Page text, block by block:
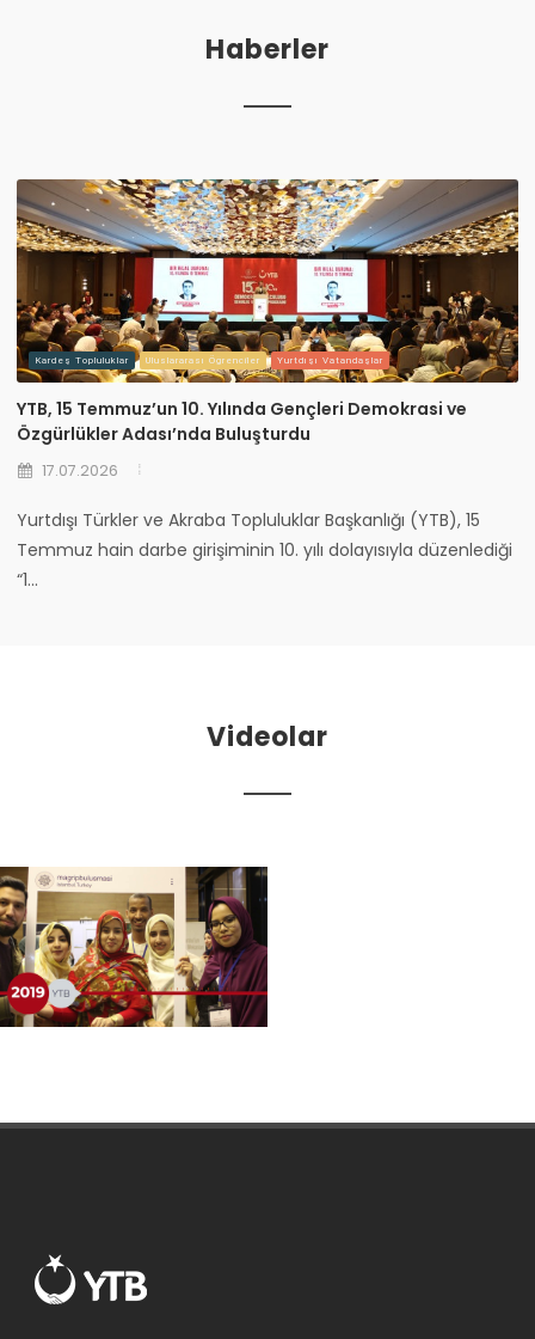
Haberler
Kardeş Topluluklar Uluslararası Öğrenciler Yurtdışı Vatandaşlar
YTB, 15 Temmuz’un 10. Yılında Gençleri Demokrasi ve
Özgürlükler Adası’nda Buluşturdu
17.07.2026
Yurtdışı Türkler ve Akraba Topluluklar Başkanlığı (YTB), 15
Temmuz hain darbe girişiminin 10. yılı dolayısıyla düzenlediği
“1...
Videolar